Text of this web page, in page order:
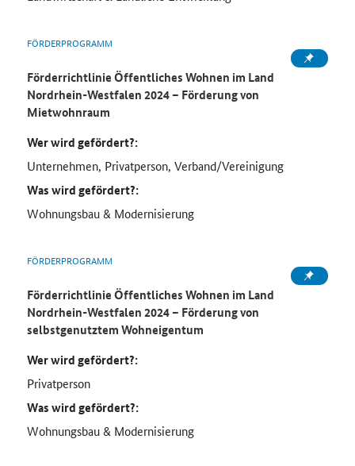
FÖRDERPROGRAMM
Förderrichtlinie Öffentliches Wohnen im Land
Nordrhein-Westfalen 2024 – Förderung von
Mietwohnraum
Wer wird gefördert?:
Unternehmen, Privatperson, Verband/Vereinigung
Was wird gefördert?:
Wohnungsbau & Modernisierung
FÖRDERPROGRAMM
Förderrichtlinie Öffentliches Wohnen im Land
Nordrhein-Westfalen 2024 – Förderung von
selbstgenutztem Wohneigentum
Wer wird gefördert?:
Privatperson
Was wird gefördert?:
Wohnungsbau & Modernisierung